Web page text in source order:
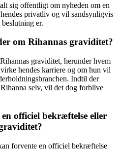
sig offentligt om nyheden om en
privatliv og vil sandsynligvis
beslutning er.
om Rihannas graviditet?
graviditet, herunder hvem
hendes karriere og om hun vil
Indtil der
selv, vil det dog forblive
officiel bekræftelse eller
forvente en officiel bekræftelse